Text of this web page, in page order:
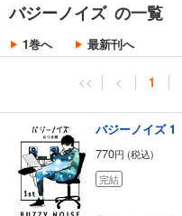
バジーノイズ の一覧
1巻へ 最新刊へ
<< < 1
バジーノイズ 1
770円 (税込)
完結